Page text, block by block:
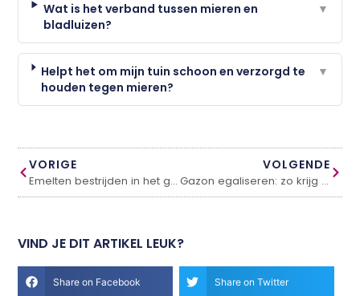
Wat is het verband tussen mieren en
bladluizen?
▼
Helpt het om mijn tuin schoon en verzorgd te
houden tegen mieren?
▼
VORIGE
Emelten bestrijden in het gazon
VOLGENDE
Gazon egaliseren: zo krijg je een strak grasveld
VIND JE DIT ARTIKEL LEUK?
Share on Facebook Share on Twitter